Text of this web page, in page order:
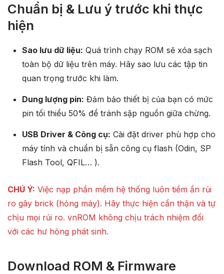
Chuẩn bị & Lưu ý trước khi thực
hiện
Sao lưu dữ liệu: Quá trình chạy ROM sẽ xóa sạch
toàn bộ dữ liệu trên máy. Hãy sao lưu các tập tin
quan trọng trước khi làm.
Dung lượng pin: Đảm bảo thiết bị của bạn có mức
pin tối thiểu 50% để tránh sập nguồn giữa chừng.
USB Driver & Công cụ: Cài đặt driver phù hợp cho
máy tính và chuẩn bị sẵn công cụ flash (Odin, SP
Flash Tool, QFIL… ).
CHÚ Ý: Việc nạp phần mềm hệ thống luôn tiềm ẩn rủi
ro gây brick (hỏng máy). Hãy thực hiện cẩn thận và tự
chịu mọi rủi ro. vnROM không chịu trách nhiệm đối
với các hư hỏng phát sinh.
Download ROM & Firmware